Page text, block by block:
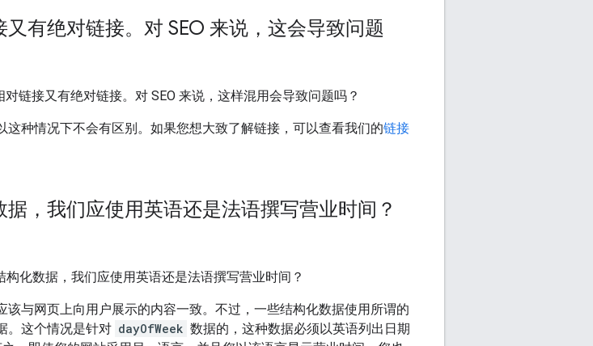
有绝对链接。对 SEO 来说，这会导致问题
链接又有绝对链接。对 SEO 来说，这样混用会导致问题吗？
种情况下不会有区别。如果您想大致了解链接，可以查看我们的链接
，我们应使用英语还是法语撰写营业时间？
化数据，我们应使用英语还是法语撰写营业时间？
该与网页上向用户展示的内容一致。不过，一些结构化数据使用所谓的
。这个情况是针对 dayOfWeek 数据的，这种数据必须以英语列出日期